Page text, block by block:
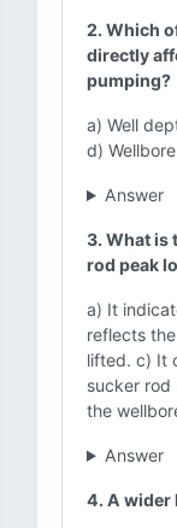
2. Which
directly
pumping?
a) Well
d)
Answer
3. What is
rod peak
a) It
reflects
lifted. c) It
sucker rod
the
Answer
4. A wider